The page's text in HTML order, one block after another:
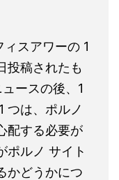
スアワーの 1
投稿されたも
ースの後、1
つは、ポルノ
配する必要が
ポルノ サイト
かどうかにつ